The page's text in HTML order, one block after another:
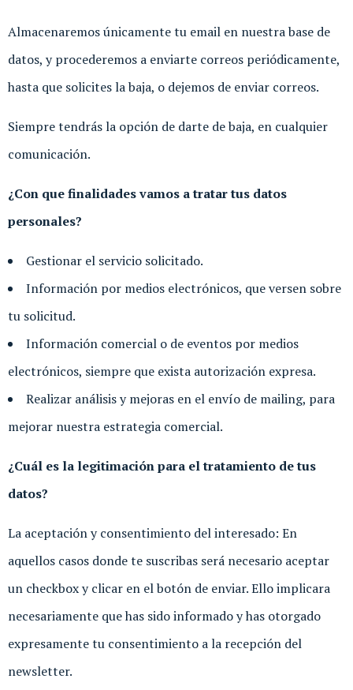
Almacenaremos únicamente tu email en nuestra base de
datos, y procederemos a enviarte correos periódicamente,
hasta que solicites la baja, o dejemos de enviar correos.
Siempre tendrás la opción de darte de baja, en cualquier
comunicación.
¿Con que finalidades vamos a tratar tus datos
personales?
Gestionar el servicio solicitado.
Información por medios electrónicos, que versen sobre
tu solicitud.
Información comercial o de eventos por medios
electrónicos, siempre que exista autorización expresa.
Realizar análisis y mejoras en el envío de mailing, para
mejorar nuestra estrategia comercial.
¿Cuál es la legitimación para el tratamiento de tus
datos?
La aceptación y consentimiento del interesado: En
aquellos casos donde te suscribas será necesario aceptar
un checkbox y clicar en el botón de enviar. Ello implicara
necesariamente que has sido informado y has otorgado
expresamente tu consentimiento a la recepción del
newsletter.